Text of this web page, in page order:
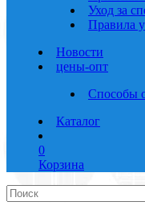
Уход за
Правила
Новости
цены-опт
Способы
Каталог
0
Корзина